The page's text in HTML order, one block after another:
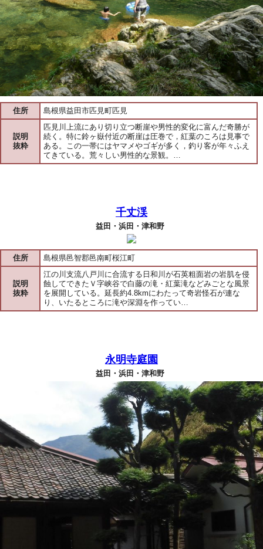
住所 島根県益田市匹見町匹見
説明
抜粋
匹見川上流にあり切り立つ断崖や男性的変化に富んだ奇勝が
続く。特に鈴ヶ嶽付近の断崖は圧巻で，紅葉のころは見事で
ある。この一帯にはヤマメやゴギが多く，釣り客が年々ふえ
てきている。荒々しい男性的な景観。…
千丈渓
益田・浜田・津和野
住所 島根県邑智郡邑南町桜江町
説明
抜粋
江の川支流八戸川に合流する日和川が石英粗面岩の岩肌を侵
蝕してできたＶ字峡谷で白藤の滝・紅葉滝などみごとな風景
を展開している。延長約4.8kmにわたって奇岩怪石が連な
り、いたるところに滝や深淵を作ってい…
永明寺庭園
益田・浜田・津和野